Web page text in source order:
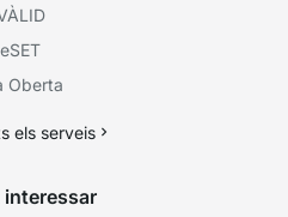
eSET
Oberta
els serveis
interessar